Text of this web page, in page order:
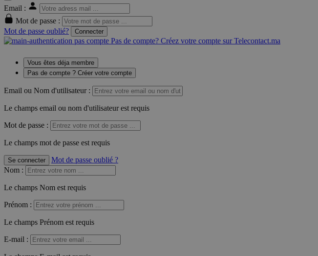
Email :
Mot de passe :
Mot de passe oublié?
Connecter
Pas de compte? Créez votre compte sur Telecontact.ma
Vous êtes déja membre
Pas de compte ? Créer votre compte
Email ou Nom d'utilisateur :
Le champs email ou nom d'utilisateur est requis
Mot de passe :
Le champs mot de passe est requis
Se connecter
Mot de passe oublié ?
Nom :
Le champs Nom est requis
Prénom :
Le champs Prénom est requis
E-mail :